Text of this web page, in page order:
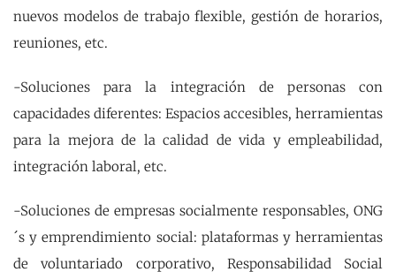
nuevos modelos de trabajo flexible, gestión de horarios,
reuniones, etc.
-Soluciones para la integración de personas con
capacidades diferentes: Espacios accesibles, herramientas
para la mejora de la calidad de vida y empleabilidad,
integración laboral, etc.
-Soluciones de empresas socialmente responsables, ONG
´s y emprendimiento social: plataformas y herramientas
de voluntariado corporativo, Responsabilidad Social